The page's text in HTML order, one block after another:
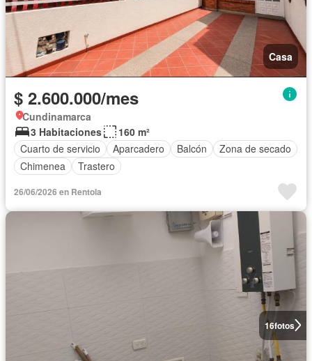
Casa
$ 2.600.000/mes
Cundinamarca
3 Habitaciones
160 m²
Cuarto de servicio
Aparcadero Balcón
Zona de secado
Chimenea
Trastero
26/06/2026 en Rentola
16fotos